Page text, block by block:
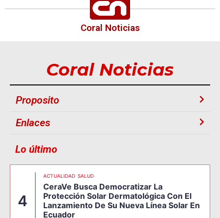
Coral Noticias
Coral Noticias
Proposito
Enlaces
Lo último
4
ACTUALIDAD SALUD
CeraVe Busca Democratizar La
Protección Solar Dermatológica Con El
Lanzamiento De Su Nueva Línea Solar En
Ecuador